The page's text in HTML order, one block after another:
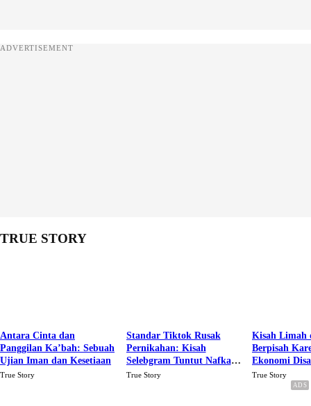
ADVERTISEMENT
TRUE STORY
Antara Cinta dan
Panggilan Ka’bah: Sebuah
Ujian Iman dan Kesetiaan
True Story
Standar Tiktok Rusak
Pernikahan: Kisah
Selebgram Tuntut Nafkah
Rp.15 Juta Perbulan
True Story
Kisah Limah
Berpisah
Ekonomi
Karena Cinta
True Story